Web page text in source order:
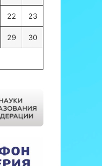
22 23
29 30